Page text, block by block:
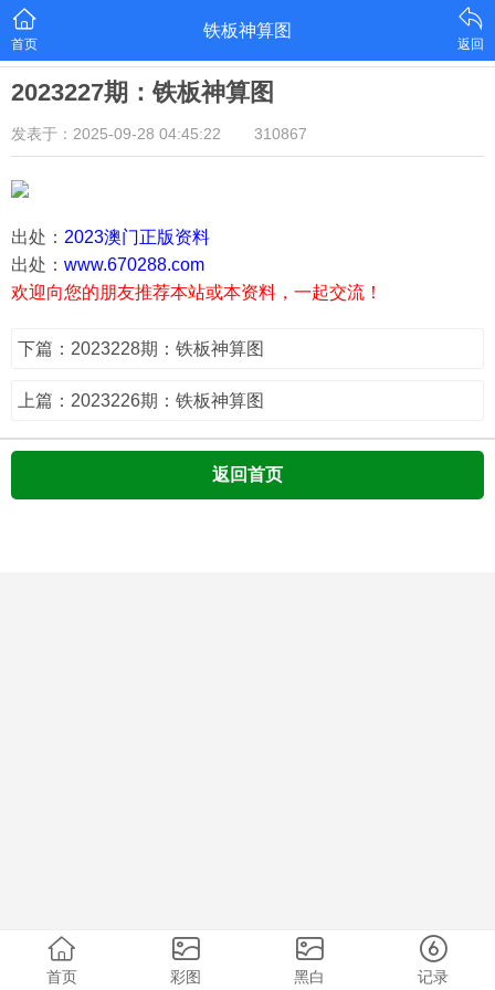
首页
铁板神算图
返回
2023227期：铁板神算图
发表于：2025-09-28 04:45:22 310867
出处： 2023澳门正版资料
出处： www.670288.com
欢迎向您的朋友推荐本站或本资料，一起交流！
下篇：2023228期：铁板神算图
上篇：2023226期：铁板神算图
返回首页
首页 彩图 黑白 记录